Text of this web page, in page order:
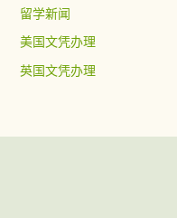
留学新闻
美国文凭办理
英国文凭办理